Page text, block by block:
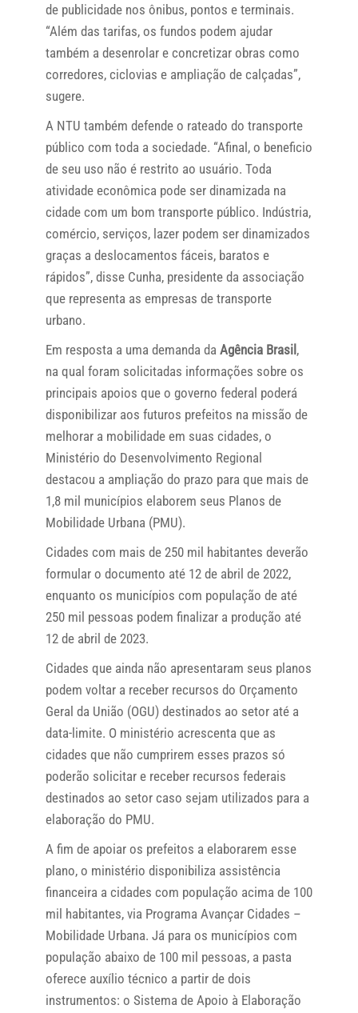
de publicidade nos ônibus, pontos e terminais.
“Além das tarifas, os fundos podem ajudar
também a desenrolar e concretizar obras como
corredores, ciclovias e ampliação de calçadas”,
sugere.
A NTU também defende o rateado do transporte
público com toda a sociedade. “Afinal, o beneficio
de seu uso não é restrito ao usuário. Toda
atividade econômica pode ser dinamizada na
cidade com um bom transporte público. Indústria,
comércio, serviços, lazer podem ser dinamizados
graças a deslocamentos fáceis, baratos e
rápidos”, disse Cunha, presidente da associação
que representa as empresas de transporte
urbano.
Em resposta a uma demanda da Agência Brasil ,
na qual foram solicitadas informações sobre os
principais apoios que o governo federal poderá
disponibilizar aos futuros prefeitos na missão de
melhorar a mobilidade em suas cidades, o
Ministério do Desenvolvimento Regional
destacou a ampliação do prazo para que mais de
1,8 mil municípios elaborem seus Planos de
Mobilidade Urbana (PMU).
Cidades com mais de 250 mil habitantes deverão
formular o documento até 12 de abril de 2022,
enquanto os municípios com população de até
250 mil pessoas podem finalizar a produção até
12 de abril de 2023.
Cidades que ainda não apresentaram seus planos
podem voltar a receber recursos do Orçamento
Geral da União (OGU) destinados ao setor até a
data-limite. O ministério acrescenta que as
cidades que não cumprirem esses prazos só
poderão solicitar e receber recursos federais
destinados ao setor caso sejam utilizados para a
elaboração do PMU.
A fim de apoiar os prefeitos a elaborarem esse
plano, o ministério disponibiliza assistência
financeira a cidades com população acima de 100
mil habitantes, via Programa Avançar Cidades –
Mobilidade Urbana. Já para os municípios com
população abaixo de 100 mil pessoas, a pasta
oferece auxílio técnico a partir de dois
instrumentos: o Sistema de Apoio à Elaboração